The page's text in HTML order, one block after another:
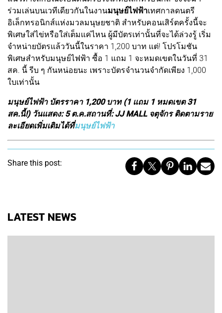
ร่วมเล่นบนเวทีเดียวกันในงานมนุษย์ไฟฟ้าเทศกาลดนตรี
อิเล็กทรอนิกส์แห่งมวลมนุษยชาติ สำหรับคอนเสิร์ตครั้งนี้จะ
พิเศษใส่ไข่หรือใส่เต็มแค่ไหน ผู้มีบัตรเท่านั้นที่จะได้ล่วงรู้ เริ่ม
จำหน่ายบัตรแล้ววันนี้ในราคา 1,200 บาท แต่! โปรโมชัน
พิเศษสำหรับมนุษย์ไฟฟ้า ซื้อ 1 แถม 1 จะหมดเขตในวันที่ 31
สค. นี้ รีบ ๆ กันหน่อยนะ เพราะบัตรจำนวนจำกัดเพียง 1,000
ใบเท่านั้น
มนุษย์ไฟฟ้า บัตรราคา 1,200 บาท (1 แถม 1 หมดเขต 31
สค.นี้!) วันแสดง: 5 ต.ค.สถานที่: JJ MALL จตุจักร ติดตามราย
ละเอียดเพิ่มเติมได้ที่มนุษย์ไฟฟ้า
Share this post:
LATEST NEWS